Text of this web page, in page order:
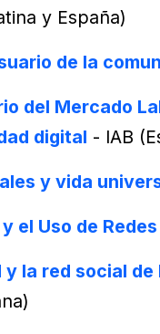
y España)
de la
del Mercado
digital - IAB
y vida
el Uso de
y la red social de